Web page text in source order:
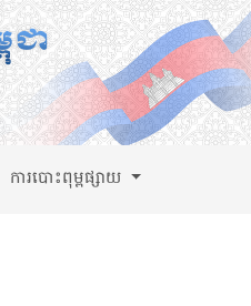
ការបោះពុម្ពផ្សាយ